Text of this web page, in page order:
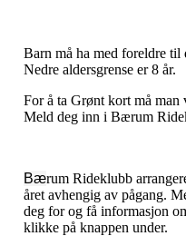
Barn må ha med foreldre
Nedre aldersgrense er 8 år.
For å ta Grønt kort må
Meld deg inn i Bærum
Bærum Rideklubb
året avhengig av pågang.
deg for og få informasjon
klikke på knappen under.